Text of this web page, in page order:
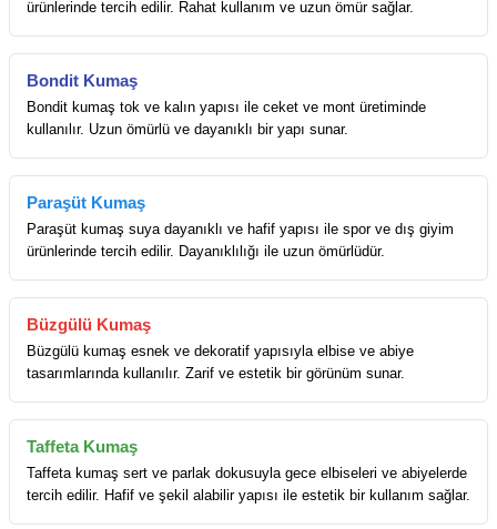
ürünlerinde tercih edilir. Rahat kullanım ve uzun ömür sağlar.
Bondit Kumaş
Bondit kumaş tok ve kalın yapısı ile ceket ve mont üretiminde
kullanılır. Uzun ömürlü ve dayanıklı bir yapı sunar.
Paraşüt Kumaş
Paraşüt kumaş suya dayanıklı ve hafif yapısı ile spor ve dış giyim
ürünlerinde tercih edilir. Dayanıklılığı ile uzun ömürlüdür.
Büzgülü Kumaş
Büzgülü kumaş esnek ve dekoratif yapısıyla elbise ve abiye
tasarımlarında kullanılır. Zarif ve estetik bir görünüm sunar.
Taffeta Kumaş
Taffeta kumaş sert ve parlak dokusuyla gece elbiseleri ve abiyelerde
tercih edilir. Hafif ve şekil alabilir yapısı ile estetik bir kullanım sağlar.